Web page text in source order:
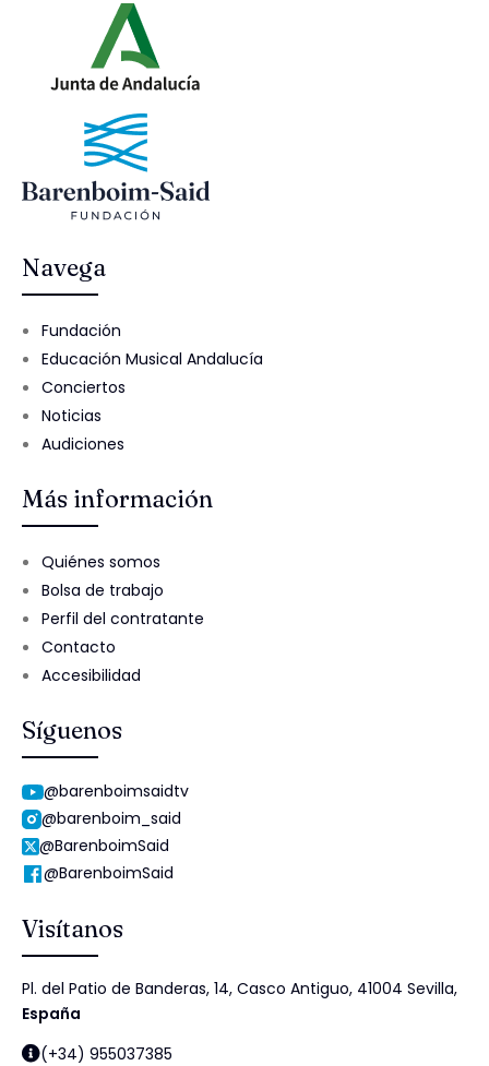
Navega
Fundación
Educación Musical Andalucía
Conciertos
Noticias
Audiciones
Más información
Quiénes somos
Bolsa de trabajo
Perfil del contratante
Contacto
Accesibilidad
Síguenos
@barenboimsaidtv
@barenboim_said
@BarenboimSaid
@BarenboimSaid
Visítanos
Pl. del Patio de Banderas, 14, Casco Antiguo, 41004 Sevilla,
España
(+34) 955037385